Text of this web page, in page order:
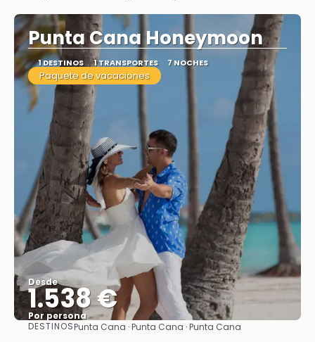
Punta Cana Honeymoon
1 DESTINOS 1 TRANSPORTES 7 NOCHES
Paquete de vacaciones
Desde
1.538 €
Por persona
Ver
DESTINOSPunta Cana · Punta Cana · Punta Cana